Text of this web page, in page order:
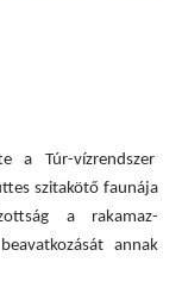
a Túr-vízrendszer
szitakötő faunája
a rakamaz-
annak